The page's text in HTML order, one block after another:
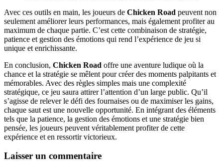
Avec ces outils en main, les joueurs de Chicken Road peuvent non
seulement améliorer leurs performances, mais également profiter au
maximum de chaque partie. C’est cette combinaison de stratégie,
patience et gestion des émotions qui rend l’expérience de jeu si
unique et enrichissante.
En conclusion, Chicken Road offre une aventure ludique où la
chance et la stratégie se mêlent pour créer des moments palpitants et
mémorables. Avec des règles simples mais une complexité
stratégique, ce jeu saura attirer l’attention d’un large public. Qu’il
s’agisse de relever le défi des fournaises ou de maximiser les gains,
chaque saut est une nouvelle opportunité. En intégrant des éléments
tels que la patience, la gestion des émotions et une stratégie bien
pensée, les joueurs peuvent véritablement profiter de cette
expérience et en ressortir victorieux.
Laisser un commentaire